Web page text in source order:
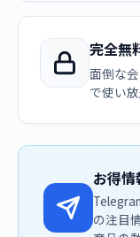
完全無
面倒な
で使い放
お得
の注目